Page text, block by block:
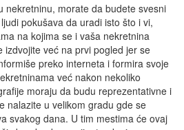
nekretninu, morate da budete svesni
pokušava da uradi isto što i vi,
na kojima se i vaša nekretnina
izdvojite već na prvi pogled jer se
preko interneta i formira svoje
već nakon nekoliko
moraju da budu reprezentativne i
nalazite u velikom gradu gde se
svakog dana. U tim mestima će ovaj